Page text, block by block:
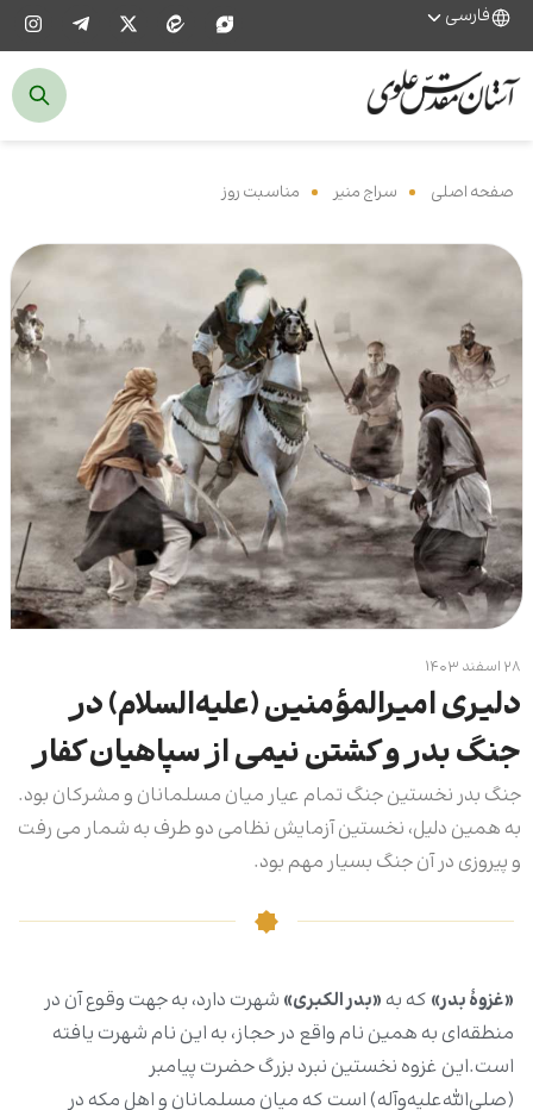
فارسی
صفحه اصلی سراج منیر مناسبت روز
۲۸ اسفند ۱۴۰۳
دلیری امیرالمؤمنین (علیه‌السلام) در
جنگ بدر و کشتن نیمی از سپاهیان‌ کفار
جنگ بدر نخستین جنگ تمام عیار میان مسلمانان و مشرکان بود.
به همین دلیل، نخستین آزمایش نظامی دو طرف به شمار می رفت
و پیروزی در آن جنگ بسیار مهم بود.
«غزوۀ بدر» که به «بدر الکبری» شهرت دارد، به جهت وقوع آن در
منطقه‌ای به همین نام واقع در حجاز، به این نام شهرت یافته‌
است.این غزوه نخستین نبرد بزرگ حضرت پیامبر
(صلی‌الله‌علیه‌وآله) است که میان مسلمانان و اهل مکه در